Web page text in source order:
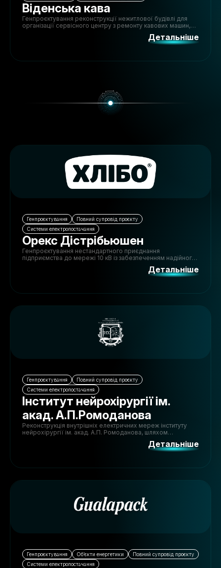
Віденська кава
Генпроєктування реконструкції нежитлової будівлі для
організації сервісного центру з ремонту кавових машин,
включаючи адаптацію простору, інженерні мережі та
Детальніше
Генпроєктування
Повний супровід проєкту
Системи електропостачання
Орекс Дістрібьюшен
Генпроєктування нестандартного приєднання
підприємства до мережі 10 кВ із забезпеченням надійного
живлення та відповідності технічним вимогам.Детальніше
Генпроєктування
Повний супровід проєкту
Системи електропостачання
Інститут нейрохірургії ім.
акад. А.П.Ромоданова
Реконструкція внутрішніх електричних мереж інституту
нейрохірургії ім. акад. А.П. Ромоданова, шляхом
організації мережі гарантованого електроживлення.
Детальніше
Генпроєктування Обʼєкти енергетики
Повний супровід проєкту
Системи електропостачання